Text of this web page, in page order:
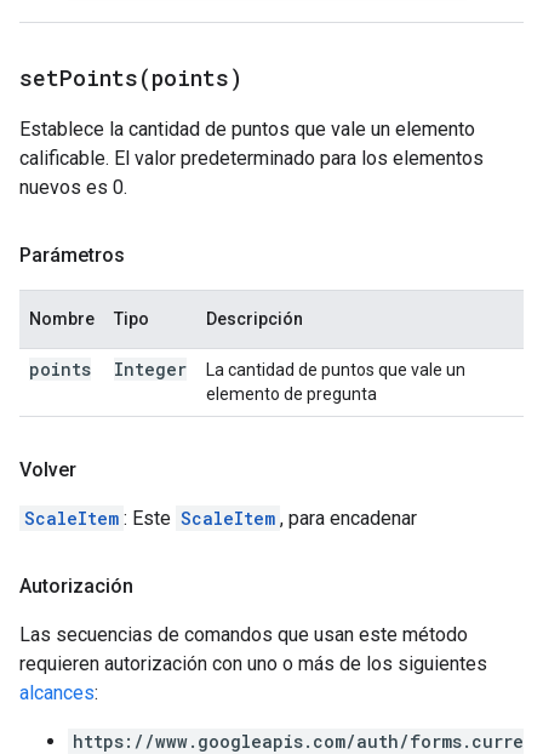
setPoints(points)
Establece la cantidad de puntos que vale un elemento
calificable. El valor predeterminado para los elementos
nuevos es 0.
Parámetros
Nombre Tipo Descripción
points Integer
La cantidad de puntos que vale un
elemento de pregunta
Volver
ScaleItem : Este ScaleItem , para encadenar
Autorización
Las secuencias de comandos que usan este método
requieren autorización con uno o más de los siguientes
alcances:
https://www.googleapis.com/auth/forms.curre